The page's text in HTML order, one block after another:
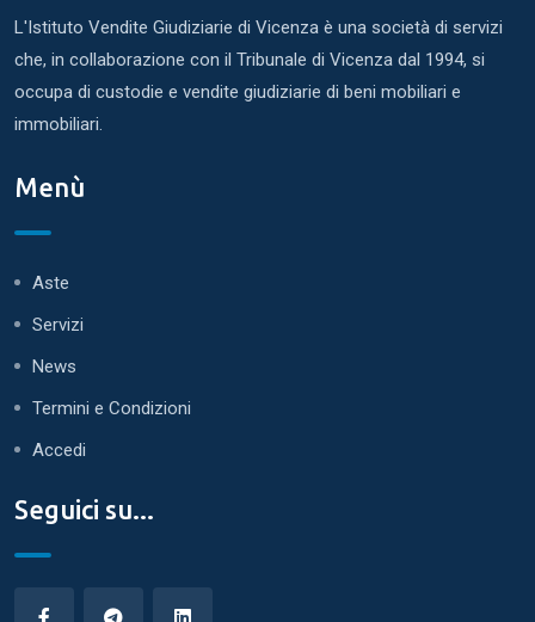
L'Istituto Vendite Giudiziarie di Vicenza è una società di servizi
che, in collaborazione con il Tribunale di Vicenza dal 1994, si
occupa di custodie e vendite giudiziarie di beni mobiliari e
immobiliari.
Menù
Aste
Servizi
News
Termini e Condizioni
Accedi
Seguici su...